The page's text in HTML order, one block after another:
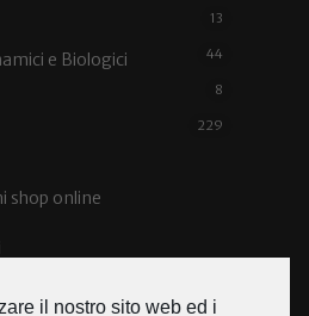
13
e Biologici 44
8
229
shop online
il nostro sito web ed i